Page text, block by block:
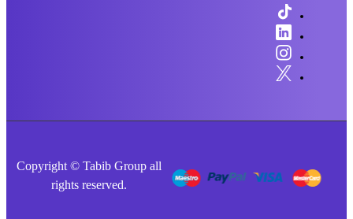
Copyright © Tabib Group all
rights reserved.